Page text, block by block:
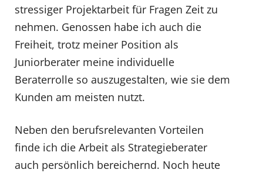
stressiger Projektarbeit für Fragen Zeit zu
nehmen. Genossen habe ich auch die
Freiheit, trotz meiner Position als
Juniorberater meine individuelle
Beraterrolle so auszugestalten, wie sie dem
Kunden am meisten nutzt.
Neben den berufsrelevanten Vorteilen
finde ich die Arbeit als Strategieberater
auch persönlich bereichernd. Noch heute